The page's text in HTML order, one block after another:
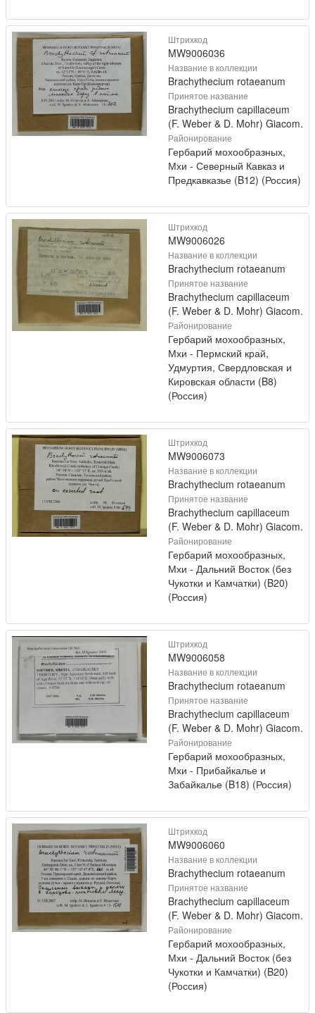
Штрихкод
MW9006036
Название в коллекции
Brachythecium rotaeanum
Принятое название
Brachythecium capillaceum
(F. Weber & D. Mohr) Giacom.
Районирование
Гербарий мохообразных,
Мхи - Северный Кавказ и
Предкавказье (B12) (Россия)
Штрихкод
MW9006026
Название в коллекции
Brachythecium rotaeanum
Принятое название
Brachythecium capillaceum
(F. Weber & D. Mohr) Giacom.
Районирование
Гербарий мохообразных,
Мхи - Пермский край,
Удмуртия, Свердловская и
Кировская области (B8)
(Россия)
Штрихкод
MW9006073
Название в коллекции
Brachythecium rotaeanum
Принятое название
Brachythecium capillaceum
(F. Weber & D. Mohr) Giacom.
Районирование
Гербарий мохообразных,
Мхи - Дальний Восток (без
Чукотки и Камчатки) (B20)
(Россия)
Штрихкод
MW9006058
Название в коллекции
Brachythecium rotaeanum
Принятое название
Brachythecium capillaceum
(F. Weber & D. Mohr) Giacom.
Районирование
Гербарий мохообразных,
Мхи - Прибайкалье и
Забайкалье (B18) (Россия)
Штрихкод
MW9006060
Название в коллекции
Brachythecium rotaeanum
Принятое название
Brachythecium capillaceum
(F. Weber & D. Mohr) Giacom.
Районирование
Гербарий мохообразных,
Мхи - Дальний Восток (без
Чукотки и Камчатки) (B20)
(Россия)